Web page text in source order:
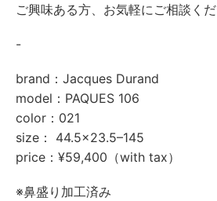
ご興味ある方、お気軽にご相談くだ
-
brand：Jacques Durand
model：PAQUES 106
color：021
size： 44.5x23.5–145
price：¥59,400（with tax）
※鼻盛り加工済み